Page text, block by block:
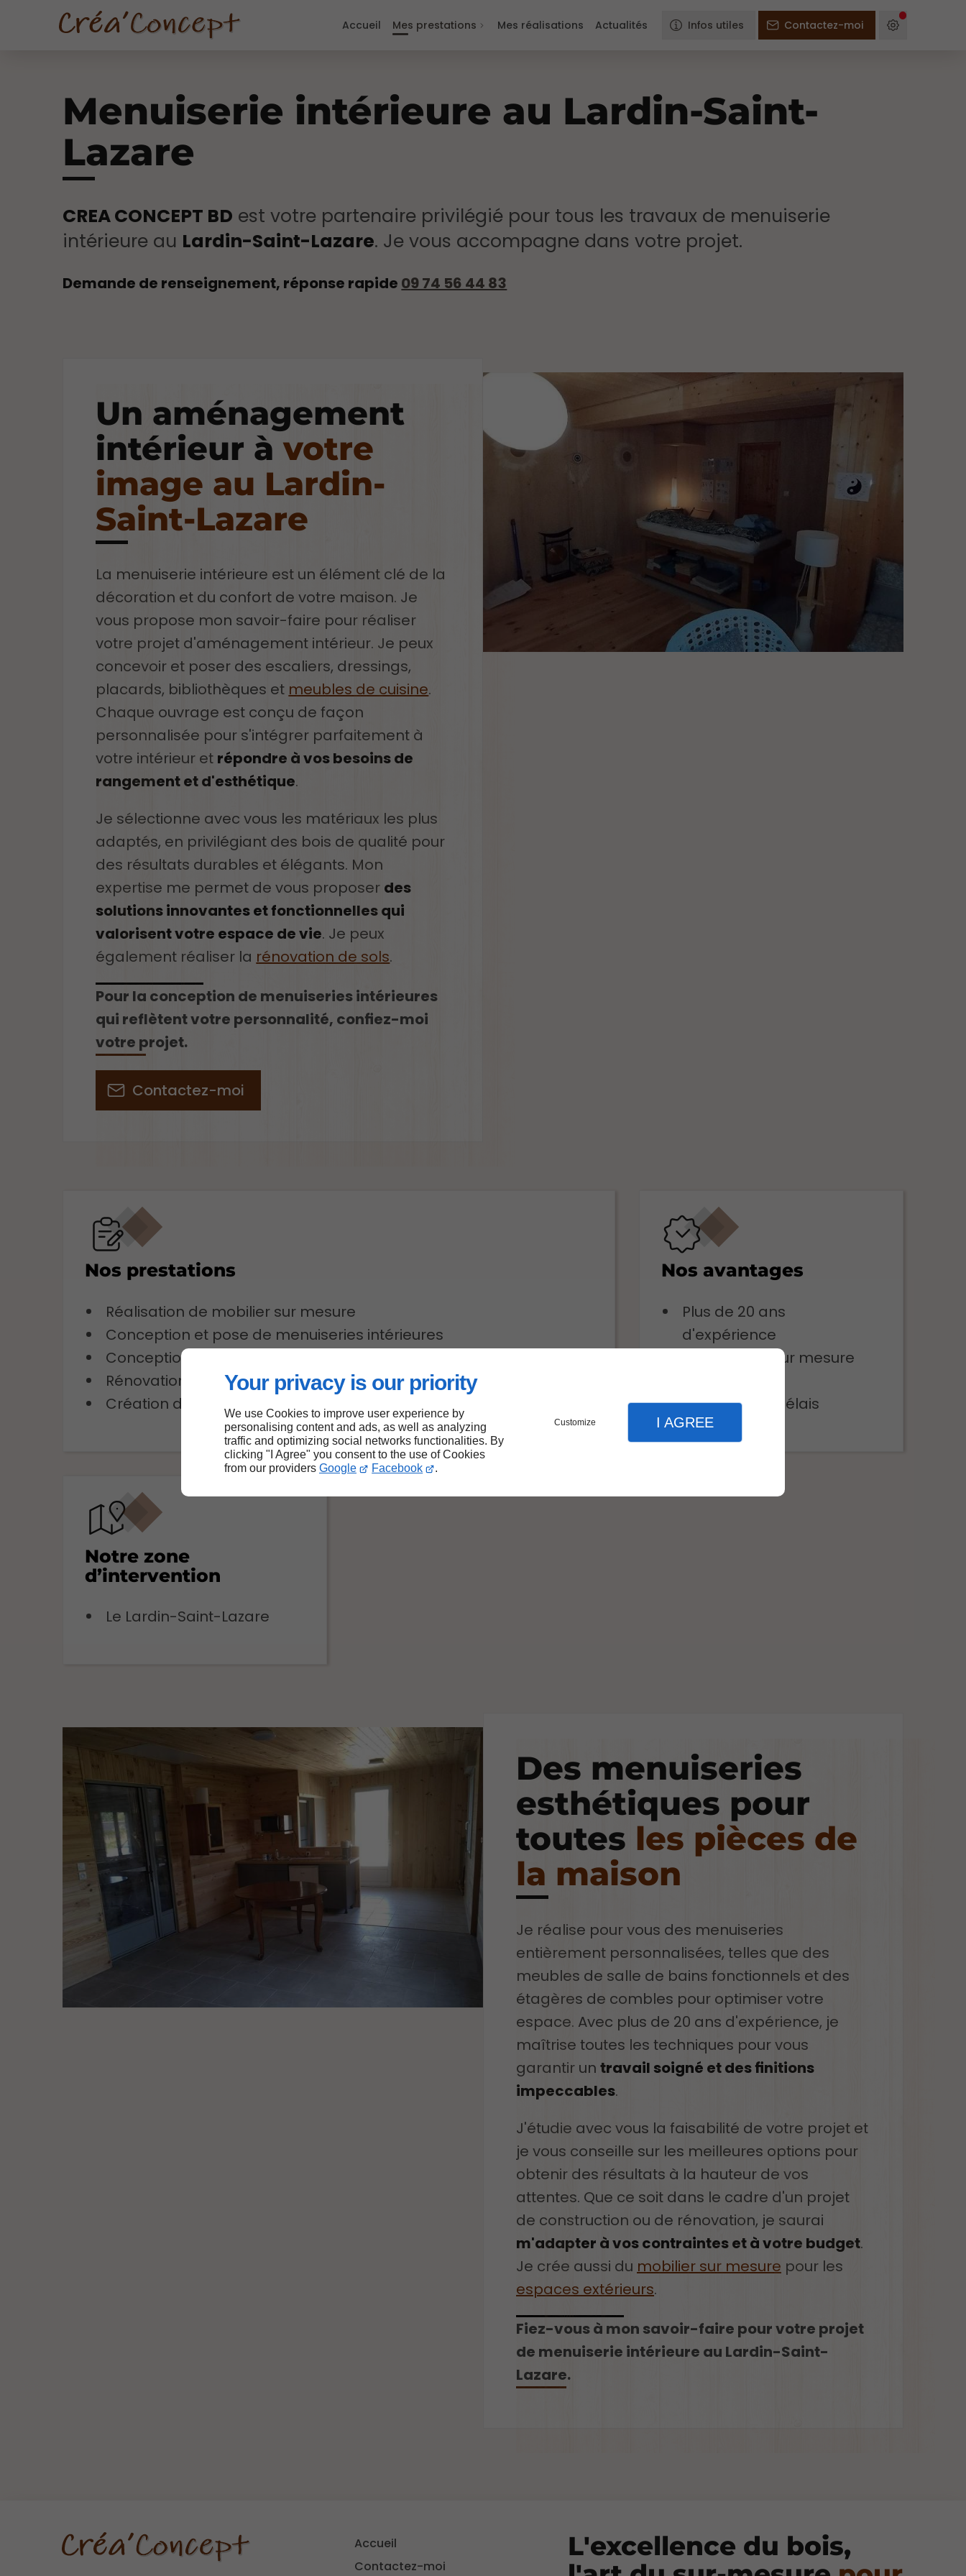
Your privacy is our priority
We use Cookies to improve user experience by
personalising content and ads, as well as analyzing
traffic and optimizing social networks functionalities. By
clicking "I Agree" you consent to the use of Cookies
from our providers Google Facebook .
Customize I AGREE
Accueil Mes prestations Mes réalisations Actualités Infos utiles Contactez-moi
Menuiserie intérieure au Lardin-Saint-
Lazare
CREA CONCEPT BD est votre partenaire privilégié pour tous les travaux de menuiserie
intérieure au Lardin-Saint-Lazare. Je vous accompagne dans votre projet.
Demande de renseignement, réponse rapide 09 74 56 44 83
Un aménagement
intérieur àvotre
image au Lardin-
Saint-Lazare
La menuiserie intérieure est un élément clé de la
décoration et du confort de votre maison. Je
vous propose mon savoir-faire pour réaliser
votre projet d'aménagement intérieur. Je peux
concevoir et poser des escaliers, dressings,
placards, bibliothèques et meubles de cuisine.
Chaque ouvrage est conçu de façon
personnalisée pour s'intégrer parfaitement à
votre intérieur et répondre à vos besoins de
rangement et d'esthétique.
Je sélectionne avec vous les matériaux les plus
adaptés, en privilégiant des bois de qualité pour
des résultats durables et élégants. Mon
expertise me permet de vous proposer des
solutions innovantes et fonctionnelles qui
valorisent votre espace de vie. Je peux
également réaliser la rénovation de sols.
Pour la conception de menuiseries intérieures
qui reflètent votre personnalité, confiez-moi
votre projet.
Contactez-moi
Nos prestations
Réalisation de mobilier sur mesure
Conception et pose de menuiseries intérieures
Conception et installation de menuiseries extérieures
Rénovation de sols
Création de cuisine sur mesure
Nos avantages
Plus de 20 ans
d'expérience
Réalisations sur mesure
Respect des délais
Notre zone
d’intervention
Le Lardin-Saint-Lazare
Des menuiseries
esthétiques pour
toutes les pièces de
la maison
Je réalise pour vous des menuiseries
entièrement personnalisées, telles que des
meubles de salle de bains fonctionnels et des
étagères de combles pour optimiser votre
espace. Avec plus de 20 ans d'expérience, je
maîtrise toutes les techniques pour vous
garantir untravail soigné et des finitions
impeccables.
J'étudie avec vous la faisabilité de votre projet et
je vous conseille sur les meilleures options pour
obtenir des résultats à la hauteur de vos
attentes. Que ce soit dans le cadre d'un projet
de construction ou de rénovation, je saurai
m'adapter à vos contraintes et à votre budget.
Je crée aussi du mobilier sur mesure pour les
espaces extérieurs.
Fiez-vous à mon savoir-faire pour votre projet
de menuiserie intérieure au Lardin-Saint-
Lazare.
Accueil
Contactez-moi
L'excellence du bois,